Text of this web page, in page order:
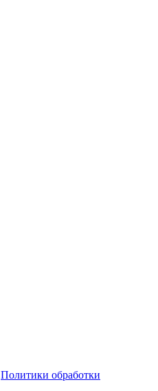
Политики обработки